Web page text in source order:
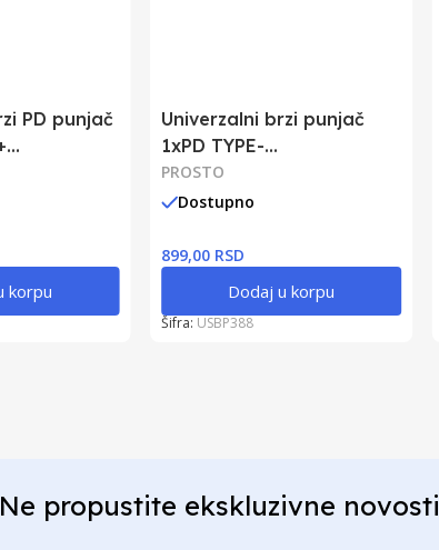
PD punjač
korpu
Univerzalni brzi punjač
1xPD TYPE-
C+1xQC+2xUSB
PROSTO
Dostupno
899,00 RSD
Dodaj u korpu
Šifra: USBP388
Ne propustite ekskluzivne